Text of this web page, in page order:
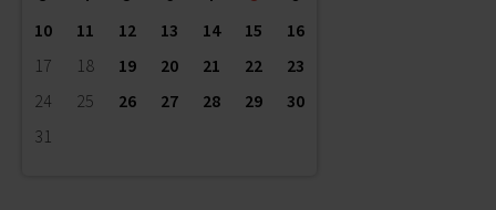
10
11 12 13 14 15
16
17
18 19 20 21 22
23
24
25 26 27 28 29
30
31